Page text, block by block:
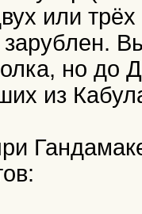
или
но до
из